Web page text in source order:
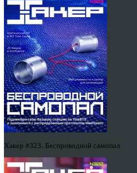
Хакер #323. Беспроводной самопал